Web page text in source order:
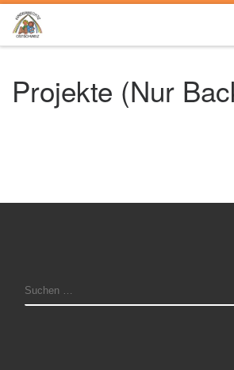
Zum Inhalt springen
Projekte (Nur
SUCHE